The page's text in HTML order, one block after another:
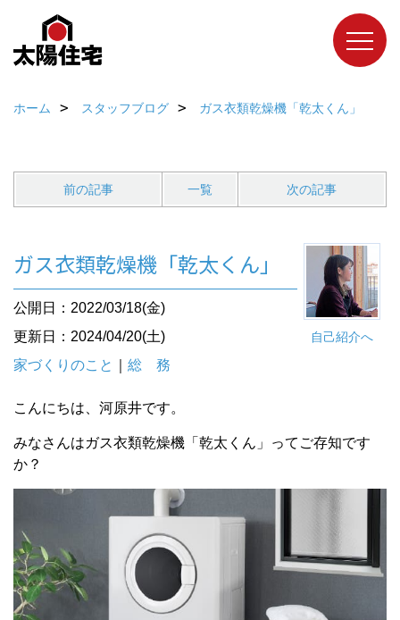
ホーム スタッフブログ ガス衣類乾燥機「乾太くん」
前の記事 一覧 次の記事
自己紹介へ
ガス衣類乾燥機「乾太くん」
公開日：2022/03/18(金)
更新日：2024/04/20(土)
家づくりのこと
総 務
こんにちは、河原井です。
みなさんはガス衣類乾燥機「乾太くん」ってご存知です
か？